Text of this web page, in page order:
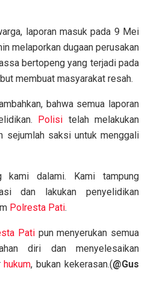
laporan masuk pada 9 Mei
melaporkan dugaan perusakan
bertopeng yang terjadi pada
membuat masyarakat resah.
bahwa semua laporan
Polisi telah melakukan
sejumlah saksi untuk menggali
kami dalami. Kami tampung
dan lakukan penyelidikan
Polresta Pati.
Patipun menyerukan semua
diri dan menyelesaikan
hukum, bukan kekerasan.(@Gus